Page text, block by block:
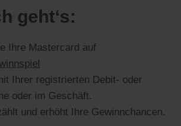
geht‘s:
Ihre Mastercard auf
Ihrer registrierten Debit- oder
oder im Geschäft.
und erhöht Ihre Gewinnchancen.